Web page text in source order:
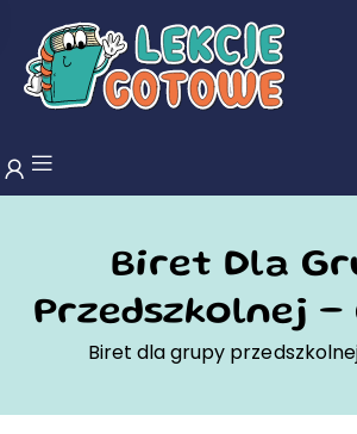
Biret Dla
Przedszkolnej –
Biret dla grupy